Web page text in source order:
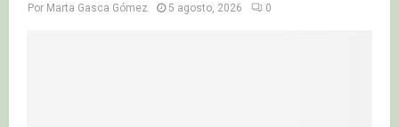
Por Marta Gasca Gómez 5 agosto, 2026 0